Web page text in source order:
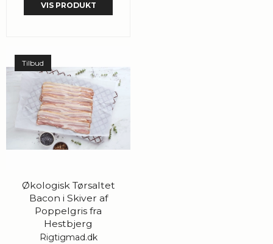
VIS PRODUKT
Tilbud
Økologisk Tørsaltet
Bacon i Skiver af
Poppelgris fra
Hestbjerg
Rigtigmad.dk